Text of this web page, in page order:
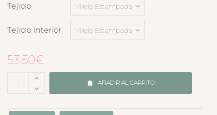
Tejido
Tejido interior
53.50€
AÑADIR AL CARRITO